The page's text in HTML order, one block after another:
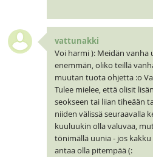
vattunakki
Voi harmi ): Meidän vanha
enemmän, oliko teillä
muutan tuota ohjetta :o
Tulee mielee, että olisit
seokseen tai liian tiheään
niiden välissä seuraavalla
kuuluukin olla valuvaa,
tönimällä uunia - jos
antaa olla pitempää (: